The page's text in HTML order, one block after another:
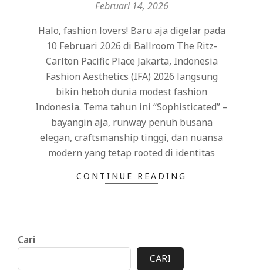
Februari 14, 2026
Halo, fashion lovers! Baru aja digelar pada
10 Februari 2026 di Ballroom The Ritz-
Carlton Pacific Place Jakarta, Indonesia
Fashion Aesthetics (IFA) 2026 langsung
bikin heboh dunia modest fashion
Indonesia. Tema tahun ini “Sophisticated” –
bayangin aja, runway penuh busana
elegan, craftsmanship tinggi, dan nuansa
modern yang tetap rooted di identitas
CONTINUE READING
Cari
CARI